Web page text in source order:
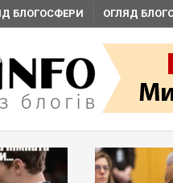
БЛОГОСФЕРИ ОГЛЯД